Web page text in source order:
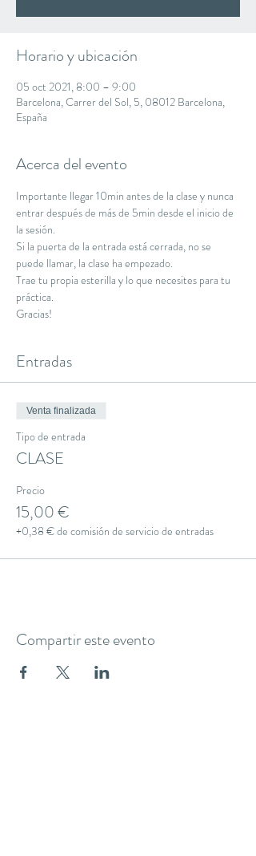
Horario y ubicación
05 oct 2021, 8:00 – 9:00
Barcelona, Carrer del Sol, 5, 08012 Barcelona,
España
Acerca del evento
Importante llegar 10min antes de la clase y nunca
entrar después de más de 5min desde el inicio de
la sesión.
Si la puerta de la entrada está cerrada, no se
puede llamar, la clase ha empezado.
Trae tu propia esterilla y lo que necesites para tu
práctica.
Gracias!
Entradas
Venta finalizada
Tipo de entrada
CLASE
Precio
15,00 €
+0,38 € de comisión de servicio de entradas
Compartir este evento